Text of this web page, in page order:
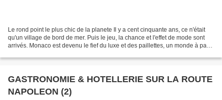
Le rond point le plus chic de la planete Il y a cent cinquante ans, ce n'était
qu'un village de bord de mer. Puis le jeu, la chance et l'effet de mode sont
arrivés. Monaco est devenu le fief du luxe et des paillettes, un monde à part
GASTRONOMIE & HOTELLERIE SUR LA ROUTE
NAPOLEON (2)